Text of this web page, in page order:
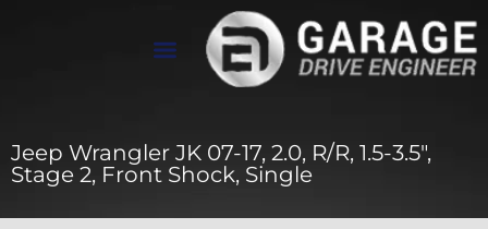
Jeep Wrangler JK 07-17, 2.0, R/R, 1.5-3.5″,
Stage 2, Front Shock, Single